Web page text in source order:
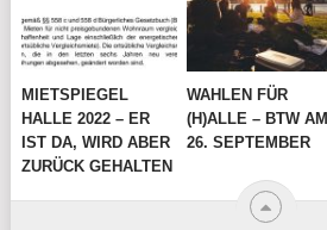
MIETSPIEGEL
HALLE 2022 – ER
IST DA, WIRD ABER
ZURÜCK GEHALTEN
WAHLEN FÜR
(H)ALLE – BTW AM
26. SEPTEMBER